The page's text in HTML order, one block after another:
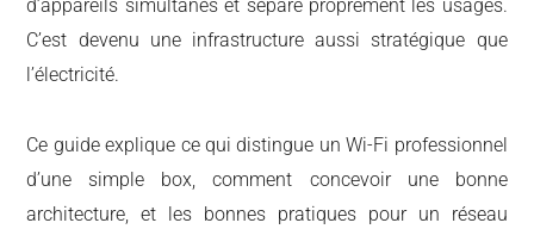
d’appareils simultanés et sépare proprement les usages.
C’est devenu une infrastructure aussi stratégique que
l’électricité.
Ce guide explique ce qui distingue un Wi-Fi professionnel
d’une simple box, comment concevoir une bonne
architecture, et les bonnes pratiques pour un réseau